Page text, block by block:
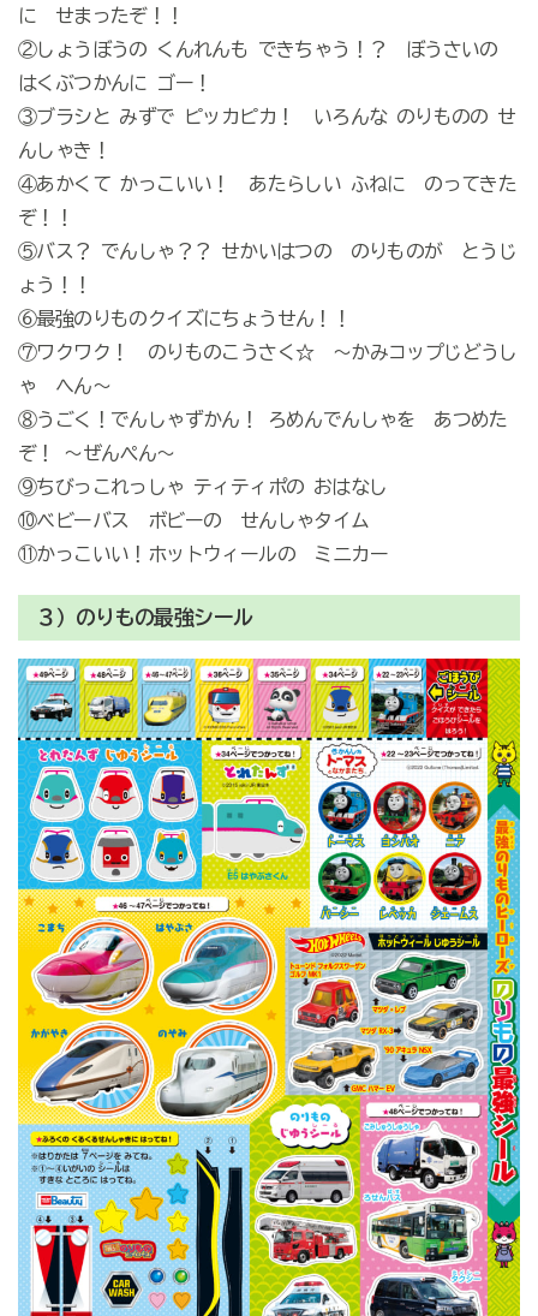
に せまったぞ！！
②しょうぼうの くんれんも できちゃう！？ ぼうさいの
はくぶつかんに ゴー！
③ブラシと みずで ピッカピカ！ いろんな のりものの せ
んしゃき！
④あかくて かっこいい！ あたらしい ふねに のってきた
ぞ！！
⑤バス？ でんしゃ？？ せかいはつの のりものが とうじ
ょう！！
⑥最強のりものクイズにちょうせん！！
⑦ワクワク！ のりものこうさく☆ ～かみコップじどうし
ゃ へん～
⑧うごく！でんしゃずかん！ ろめんでんしゃを あつめた
ぞ！ ～ぜんぺん～
⑨ちびっこれっしゃ ティティポの おはなし
⑩ベビーバス ボビーの せんしゃタイム
⑪かっこいい！ホットウィールの ミニカー
３）のりもの最強シール